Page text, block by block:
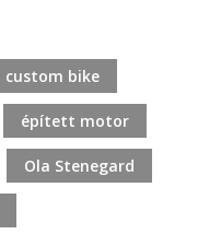
custom bike
épített motor
Ola Stenegard